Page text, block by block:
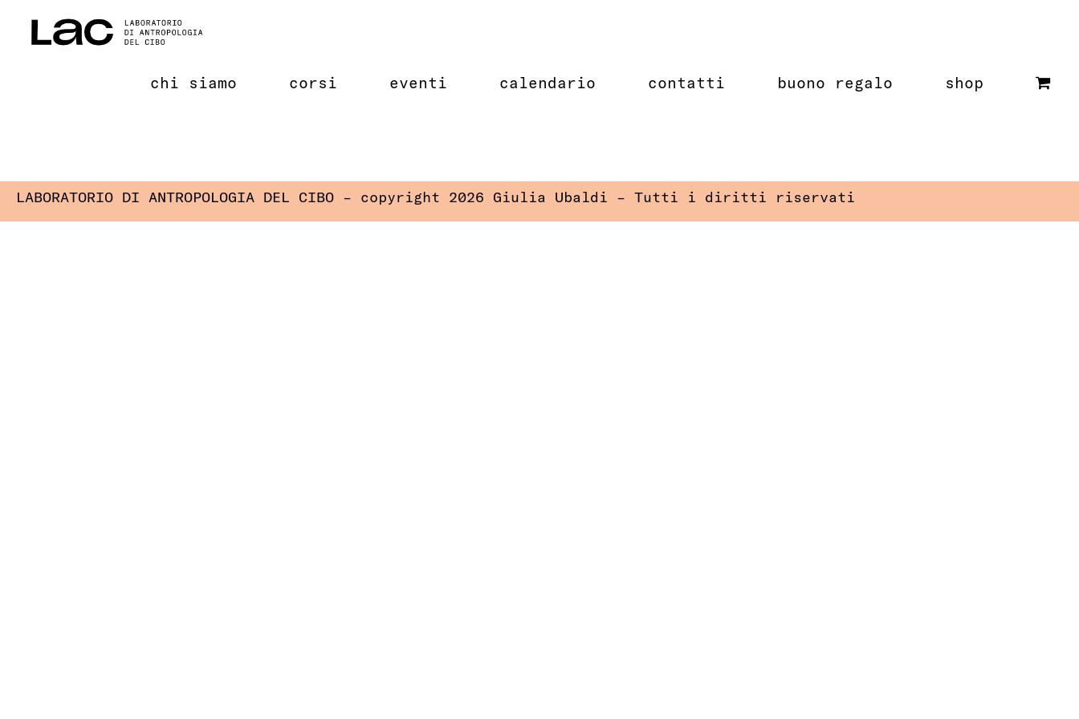
contenuto
chi siamo corsi eventi calendario contatti buono regalo shop
LABORATORIO DI ANTROPOLOGIA DEL CIBO – copyright 2026 Giulia Ubaldi – Tutti i diritti riservati